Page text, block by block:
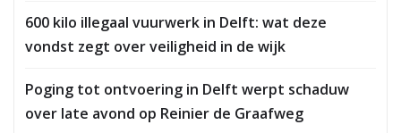
600 kilo illegaal vuurwerk in Delft: wat deze
vondst zegt over veiligheid in de wijk
Poging tot ontvoering in Delft werpt schaduw
over late avond op Reinier de Graafweg